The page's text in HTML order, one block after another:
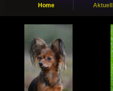
Home Aktuell